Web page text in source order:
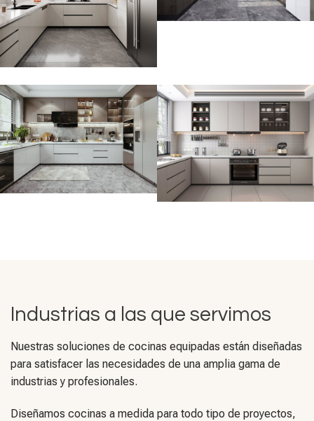
Industrias a las que servimos
Nuestras soluciones de cocinas equipadas están diseñadas
para satisfacer las necesidades de una amplia gama de
industrias y profesionales.
Diseñamos cocinas a medida para todo tipo de proyectos,